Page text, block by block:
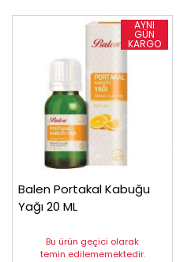
Balen Portakal Kabuğu
Yağı 20 ML
Bu ürün geçici olarak
temin edilememektedir.